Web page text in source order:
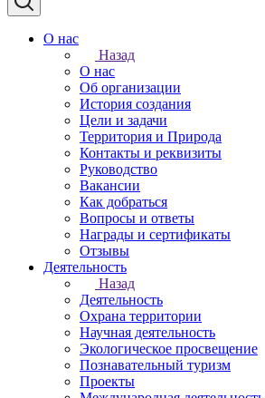
О нас
Назад
О нас
Об организации
История создания
Цели и задачи
Территория и Природа
Контакты и реквизиты
Руководство
Вакансии
Как добраться
Вопросы и ответы
Награды и сертификаты
Отзывы
Деятельность
Назад
Деятельность
Охрана территории
Научная деятельность
Экологическое просвещение
Познавательный туризм
Проекты